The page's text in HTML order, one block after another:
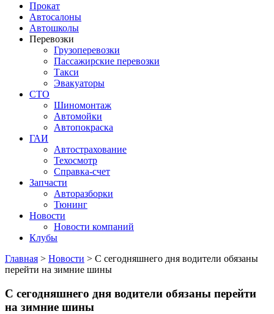
Прокат
Автосалоны
Автошколы
Перевозки
Грузоперевозки
Пассажирские перевозки
Такси
Эвакуаторы
СТО
Шиномонтаж
Автомойки
Автопокраска
ГАИ
Автострахование
Техосмотр
Справка-счет
Запчасти
Авторазборки
Тюнинг
Новости
Новости компаний
Клубы
Главная > Новости > С сегодняшнего дня водители обязаны
перейти на зимние шины
С сегодняшнего дня водители обязаны перейти
на зимние шины